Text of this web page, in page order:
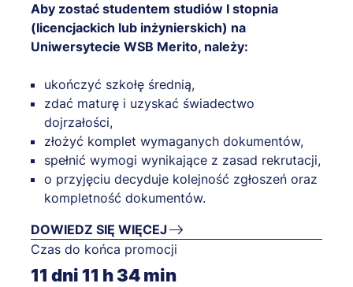
Aby zostać studentem studiów I stopnia
(licencjackich lub inżynierskich) na
Uniwersytecie WSB Merito, należy:
ukończyć szkołę średnią,
zdać maturę i uzyskać świadectwo
dojrzałości,
złożyć komplet wymaganych dokumentów,
spełnić wymogi wynikające z zasad rekrutacji,
o przyjęciu decyduje kolejność zgłoszeń oraz
kompletność dokumentów.
DOWIEDZ SIĘ WIĘCEJ
Czas do końca promocji
11 dni 11 h34min